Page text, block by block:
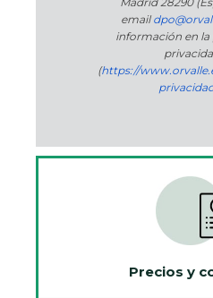
email
información en la
(https://
Precios y